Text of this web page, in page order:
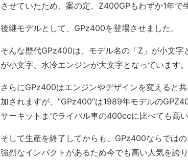
させていたため、案の定、Z400GPもわずか1年で
後継モデルとして、GPz400を登場させました。
そんな歴代GPz400は、モデル名の「Z」が小文
が小文字、水冷エンジンが大文字となっています。
さらにGPz400はエンジンやデザインを変えると
加されますが、”GPz400″は1989年モデルの
サーキットまでライバル車の400ccに比べても高い
そして生産を終了してからも、GPz400ならでは
強烈なインパクトがあるため今でも高い人気を